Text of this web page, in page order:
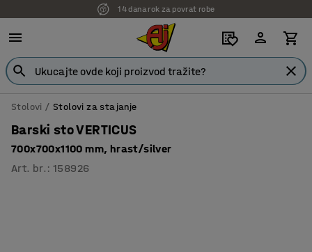
14 dana rok za povrat robe
Stolovi Stolovi za stajanje
Barski sto VERTICUS
700x700x1100 mm, hrast/silver
Art. br. :158926